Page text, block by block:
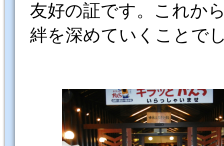
友好の証です。これか
絆を深めていくことで